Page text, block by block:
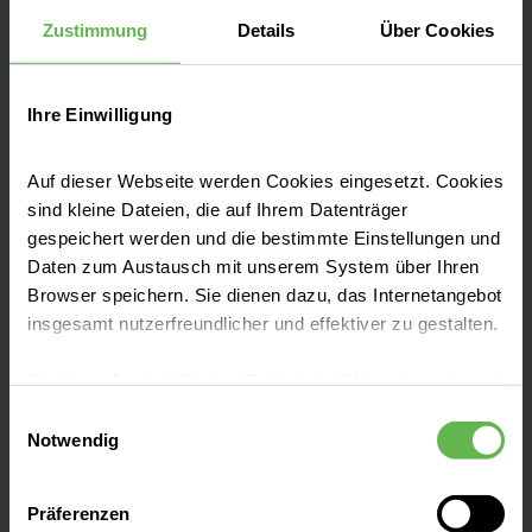
Zustimmung Details Über Cookies
Ihre Einwilligung
Auf dieser Webseite werden Cookies eingesetzt. Cookies
sind kleine Dateien, die auf Ihrem Datenträger
gespeichert werden und die bestimmte Einstellungen und
Daten zum Austausch mit unserem System über Ihren
Browser speichern. Sie dienen dazu, das Internetangebot
insgesamt nutzerfreundlicher und effektiver zu gestalten.
eingesetzt werden.
Es steht Ihnen frei, unsere Seite mit nur den notwendigen
Cookies zu benutzen, eine individuelle Auswahl
Notwendig
Präferenzen
Fax: (07631) 88-2229
Neben modernster Diagnostik und Therapie
legen wir in unserem familiären Krankenhaus
Wert auf eine Medizin von Mensch zu
Mensch. Wir kombinieren unsere
zusammen, damit Sie bei uns stets bestens